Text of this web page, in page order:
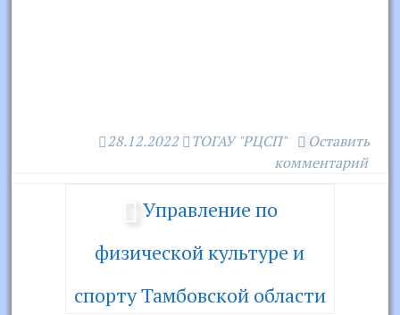
28.12.2022 ТОГАУ "РЦСП"
Оставить
комментарий
Управление по
физической культуре и
спорту Тамбовской области